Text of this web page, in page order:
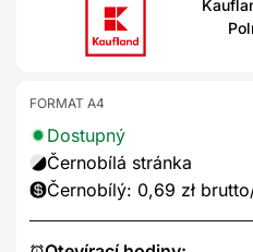
FORMAT A4
Dostupný
Černobílá stránka
Černobílý: 0,69 zł